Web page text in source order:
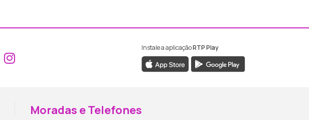
Aceder ao Facebook da RTP Madeira
Aceder ao Instagram da RTP Madeira
Instale a aplicaçãoRTP Play
Moradas e Telefones